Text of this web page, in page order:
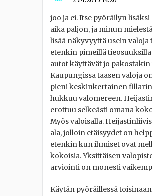
joo ja ei. Itse pyöräilyn
aika paljon, ja minun
lisää näkyvyyttä usein
etenkin pimeillä
autot käyttävät jo pakostakin
Kaupungissa taasen valoja
pieni keskinkertainen
hukkuu valomereen.
erottuu selkeästi omana
Myös valoisalla.
ala, jolloin etäisyydet on
etenkin kun ihmiset ovat
kokoisia. Yksittäisen
arviointi on monesti
Käytän pyöräillessä